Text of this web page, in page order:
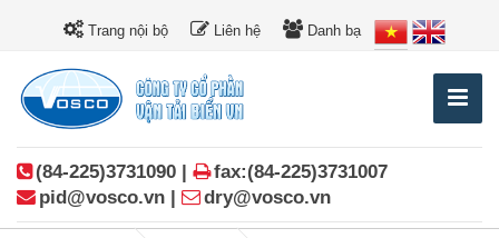
Trang nội bộ Liên hệ Danh bạ
(84-225)3731090 |
fax:(84-225)3731007
pid@vosco.vn |
dry@vosco.vn